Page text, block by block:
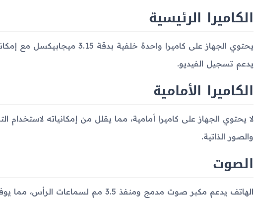
الكاميرا الرئيسية
يدعم تسجيل الفيديو.
الكاميرا الأمامية
لا يحتوي الجهاز على كاميرا أمامية، مما يقلل من إمكانياته لاستخدام
والصور الذاتية.
الصوت
الهاتف يدعم مكبر صوت مدمج ومنفذ 3.5 مم لسماعات الرأس، مما يوفر خيارات مرنة للاستماع إلى الصوت.